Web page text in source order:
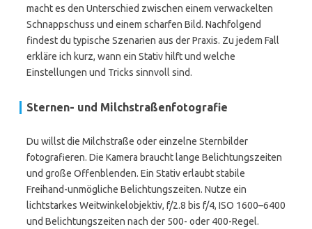
macht es den Unterschied zwischen einem verwackelten
Schnappschuss und einem scharfen Bild. Nachfolgend
findest du typische Szenarien aus der Praxis. Zu jedem Fall
erkläre ich kurz, wann ein Stativ hilft und welche
Einstellungen und Tricks sinnvoll sind.
Sternen- und Milchstraßenfotografie
Du willst die Milchstraße oder einzelne Sternbilder
fotografieren. Die Kamera braucht lange Belichtungszeiten
und große Offenblenden. Ein Stativ erlaubt stabile
Freihand-unmögliche Belichtungszeiten. Nutze ein
lichtstarkes Weitwinkelobjektiv, f/2.8 bis f/4, ISO 1600–6400
und Belichtungszeiten nach der 500- oder 400-Regel.